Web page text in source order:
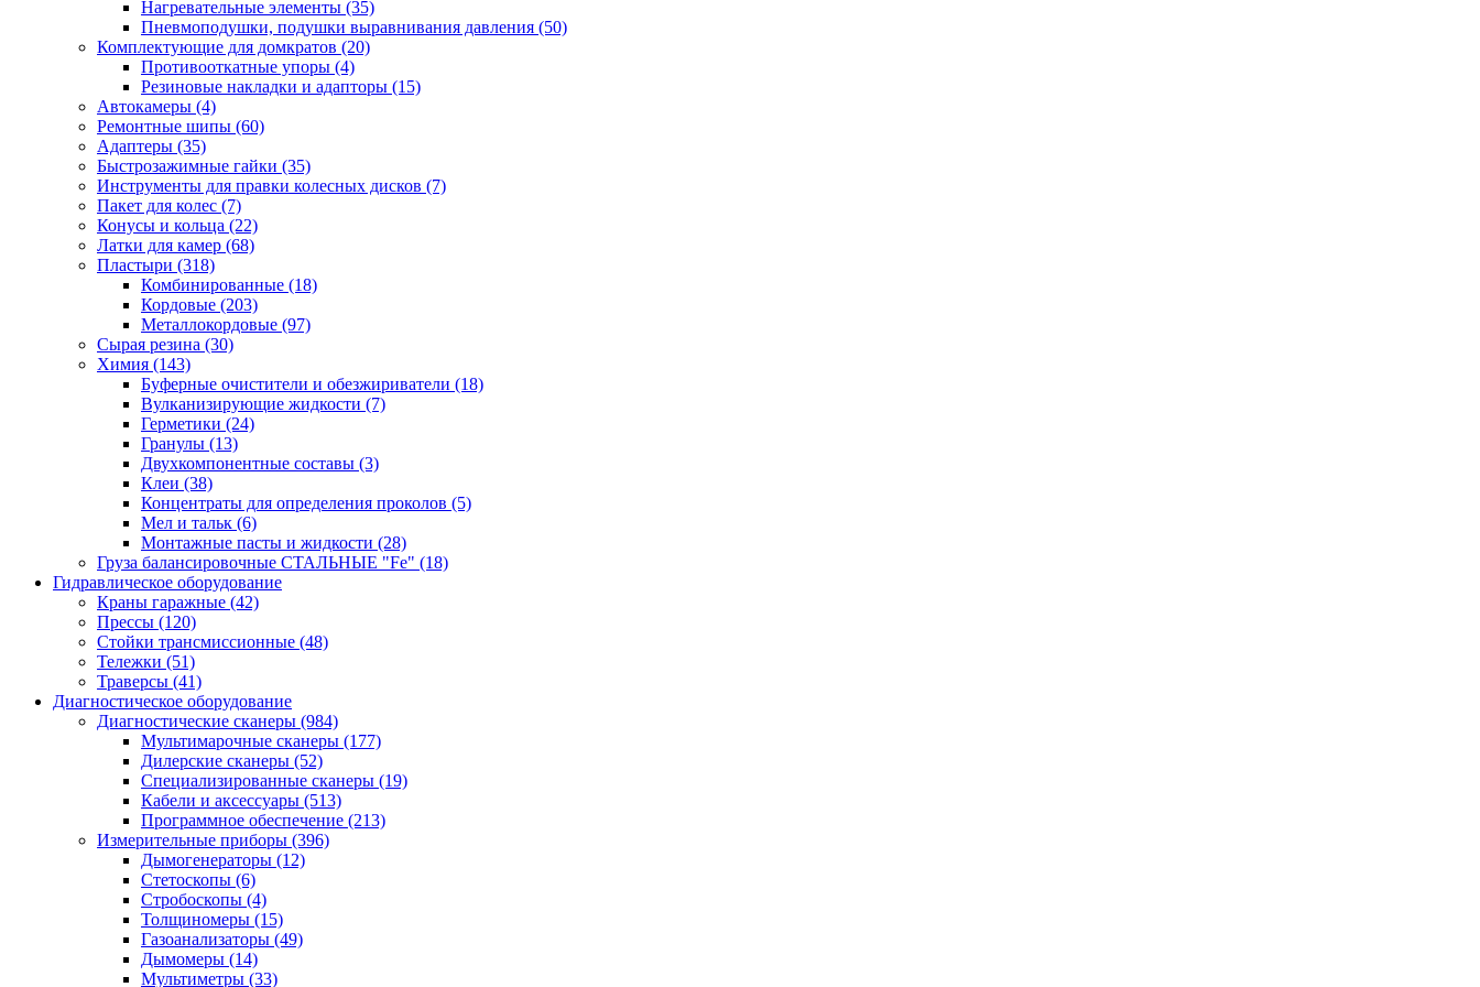
Нагревательные элементы (35)
Пневмоподушки, подушки выравнивания давления (50)
Комплектующие для домкратов (20)
Противооткатные упоры (4)
Резиновые накладки и адапторы (15)
Автокамеры (4)
Ремонтные шипы (60)
Адаптеры (35)
Быстрозажимные гайки (35)
Инструменты для правки колесных дисков (7)
Пакет для колес (7)
Конусы и кольца (22)
Латки для камер (68)
Пластыри (318)
Комбинированные (18)
Кордовые (203)
Металлокордовые (97)
Сырая резина (30)
Химия (143)
Буферные очистители и обезжириватели (18)
Вулканизирующие жидкости (7)
Герметики (24)
Гранулы (13)
Двухкомпонентные составы (3)
Клеи (38)
Концентраты для определения проколов (5)
Мел и тальк (6)
Монтажные пасты и жидкости (28)
Груза балансировочные СТАЛЬНЫЕ "Fe" (18)
Гидравлическое оборудование
Краны гаражные (42)
Прессы (120)
Стойки трансмиссионные (48)
Тележки (51)
Траверсы (41)
Диагностическое оборудование
Диагностические сканеры (984)
Мультимарочные сканеры (177)
Дилерские сканеры (52)
Специализированные сканеры (19)
Кабели и аксессуары (513)
Программное обеспечение (213)
Измерительные приборы (396)
Дымогенераторы (12)
Стетоскопы (6)
Стробоскопы (4)
Толщиномеры (15)
Газоанализаторы (49)
Дымомеры (14)
Мультиметры (33)